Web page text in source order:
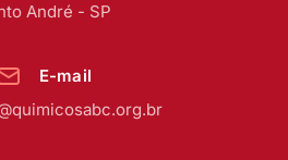
André - SP
E-mail